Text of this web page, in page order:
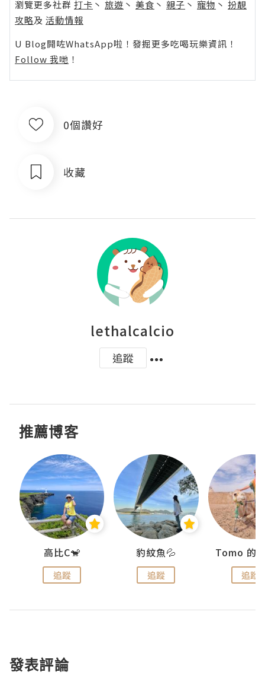
瀏覽更多社群 打卡 丶 旅遊 丶 美食 丶 親子 丶 寵物 丶 扮靚
攻略及 活動情報
U Blog開咗WhatsApp啦！發掘更多吃喝玩樂資訊！
Follow 我哋 ！
0個讚好
收藏
lethalcalcio
追蹤
推薦博客
高比C🐒
追蹤
豹紋魚💦
追蹤 追蹤
發表評論